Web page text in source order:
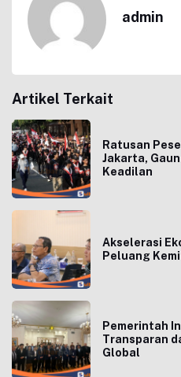
admin
Artikel Terkait
Ratusan
Jakarta,
Keadilan
Akselerasi
Peluang
Pemerintah
Transparan
Global